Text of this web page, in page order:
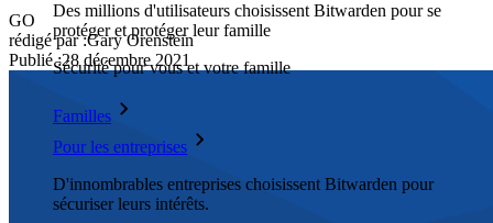
Des millions d'utilisateurs choisissent Bitwarden pour se
protéger et protéger leur famille
Sécurité pour vous et votre famille
Familles
Pour les entreprises
D'innombrables entreprises choisissent Bitwarden pour
sécuriser leurs intérêts.
GO
rédigé par :Gary Orenstein
Publié:28 décembre 2021